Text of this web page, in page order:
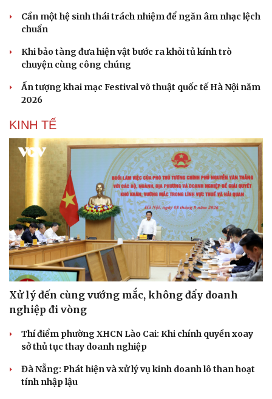
Văn hóa
Sân khấu - Điện ảnh
Văn học
Di sản
Nghệ sĩ
Cần một hệ sinh thái trách nhiệm để ngăn âm nhạc lệch
chuẩn
Khi bảo tàng đưa hiện vật bước ra khỏi tủ kính trò
chuyện cùng công chúng
Ấn tượng khai mạc Festival võ thuật quốc tế Hà Nội năm
2026
KINH TẾ
Xử lý đến cùng vướng mắc, không đẩy doanh
nghiệp đi vòng
Thí điểm phường XHCN Lào Cai: Khi chính quyền xoay
sở thủ tục thay doanh nghiệp
Đà Nẵng: Phát hiện và xử lý vụ kinh doanh lô than hoạt
tính nhập lậu